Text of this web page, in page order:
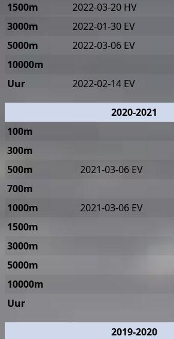
1500m
2022-03-20 HV
3000m
2022-01-30 EV
5000m
2022-03-06 EV
10000m
Uur
2022-02-14 EV
2020-2021
100m
300m
500m
2021-03-06 EV
700m
1000m
2021-03-06 EV
1500m
3000m
5000m
10000m
Uur
2019-2020